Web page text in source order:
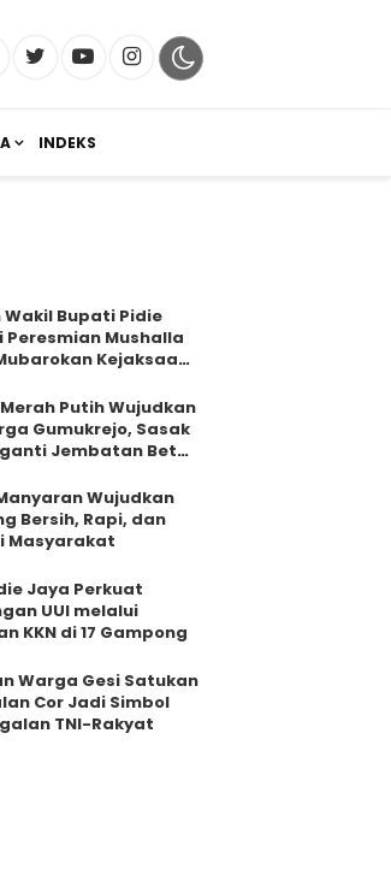
INDEKS
Bupati Pidie
Peresmian Mushalla
Kejaksaan
Putih Wujudkan
Gumukrejo, Sasak
Jembatan Beton
Wujudkan
Bersih, Rapi, dan
Masyarakat
Jaya Perkuat
UUI melalui
KKN di 17 Gampong
Warga Gesi Satukan
Cor Jadi Simbol
TNI-Rakyat